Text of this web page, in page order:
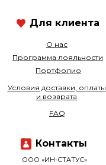
О нас
Программа лояльности
Портфолио
ООО «ИН-СТАТУС»
Условия доставки, оплаты
и возврата
FAQ
Контакты
Для клиента